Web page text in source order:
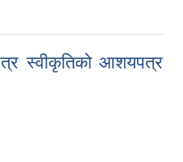
स्वीकृतिको आशयपत्र